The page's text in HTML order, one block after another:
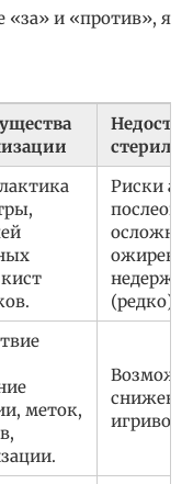
«за» и «против», я
Риски
(редко).
меток,